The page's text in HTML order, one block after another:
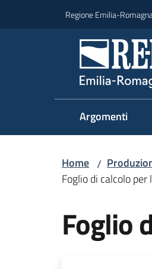
Regione Emilia-
Argomenti
Home /
Foglio di calcolo
Foglio